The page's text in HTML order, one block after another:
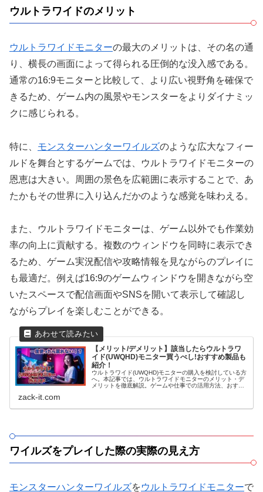
ウルトラワイドのメリット
ウルトラワイドモニターの最大のメリットは、その名の通
り、横長の画面によって得られる圧倒的な没入感である。
通常の16:9モニターと比較して、より広い視野角を確保で
きるため、ゲーム内の風景やモンスターをよりダイナミッ
クに感じられる。
特に、 モンスターハンターワイルズのような広大なフィー
ルドを舞台とするゲームでは、ウルトラワイドモニターの
恩恵は大きい。周囲の景色を広範囲に表示することで、あ
たかもその世界に入り込んだかのような感覚を味わえる。
また、ウルトラワイドモニターは、ゲーム以外でも作業効
率の向上に貢献する。複数のウィンドウを同時に表示でき
るため、ゲーム実況配信や攻略情報を見ながらのプレイに
も最適だ。例えば16:9のゲームウィンドウを開きながら空
いたスペースで配信画面やSNSを開いて表示して確認し
ながらプレイを楽しむことができる。
【メリット/デメリット】該当したらウルトラワ
イド(UWQHD)モニター買うべし!おすすめ製品も
紹介！
ウルトラワイド(UWQHD)モニターの購入を検討している方
へ。本記事では、ウルトラワイドモニターのメリット・デ
メリットを徹底解説。ゲームや仕事での活用方法、おすす
zack-it.com
ワイルズをプレイした際の実際の見え方
モンスターハンターワイルズをウルトラワイドモニターで